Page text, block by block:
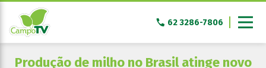
Pular
conteúdo
62 3286-7806
Produção de milho no Brasil atinge novo